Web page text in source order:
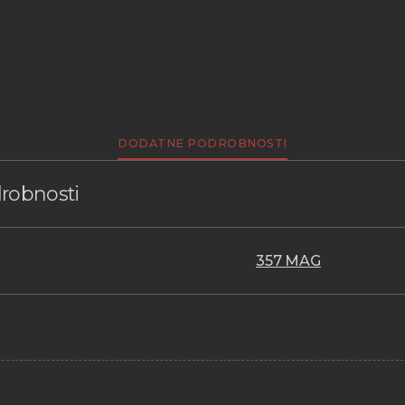
DODATNE PODROBNOSTI
357 MAG